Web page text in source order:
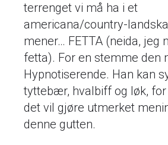
terrenget vi må ha i et
americana/country-
mener… FETTA (neida, jeg
fetta). For en stemme den
Hypnotiserende. Han kan
tyttebær, hvalbiff og løk, for
det vil gjøre utmerket
denne gutten.